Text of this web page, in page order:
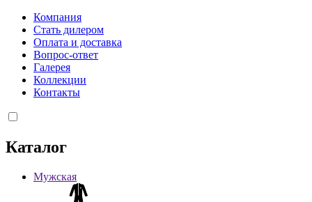
Компания
Стать дилером
Оплата и доставка
Вопрос-ответ
Галерея
Коллекции
Контакты
Каталог
Мужская